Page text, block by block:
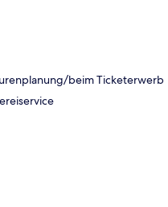
beim Ticketerwerb